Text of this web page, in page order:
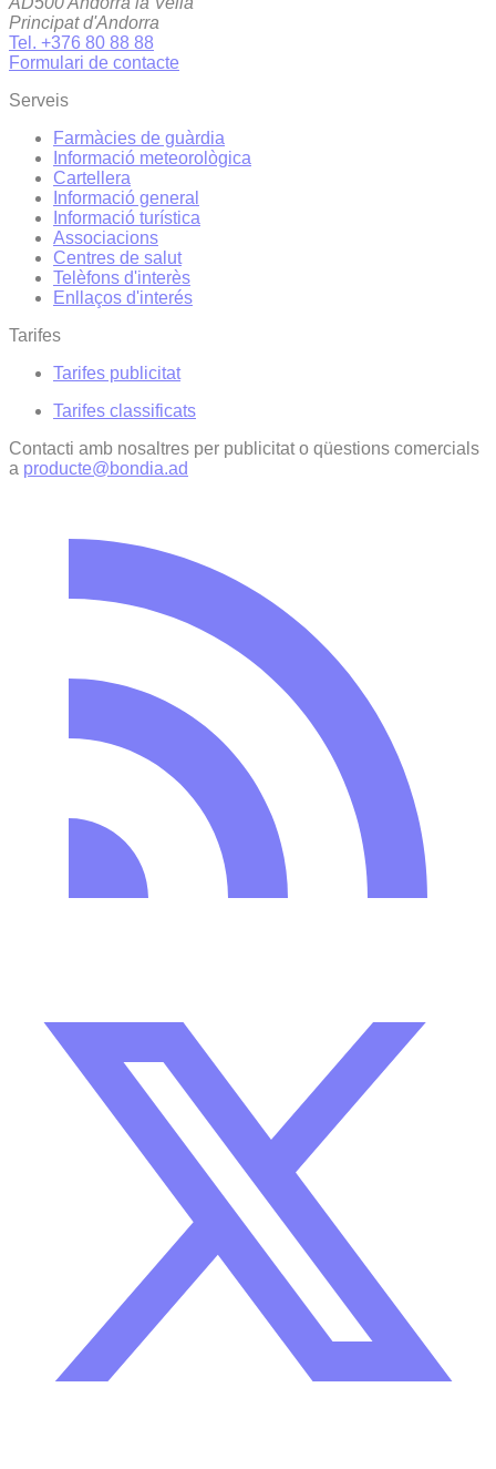
Principat d'Andorra
Tel. +376 80 88 88
Formulari de contacte
Serveis
Farmàcies de guàrdia
Informació meteorològica
Cartellera
Informació general
Informació turística
Associacions
Centres de salut
Telèfons d'interès
Enllaços d'interés
Tarifes
Tarifes publicitat
Tarifes classificats
Contacti amb nosaltres per publicitat o qüestions comercials
a producte@bondia.ad